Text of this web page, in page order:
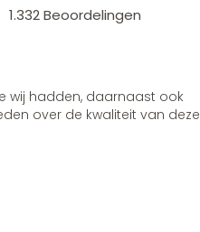
1.332Beoordelingen
wij hadden, daarnaast ook
over de kwaliteit van deze